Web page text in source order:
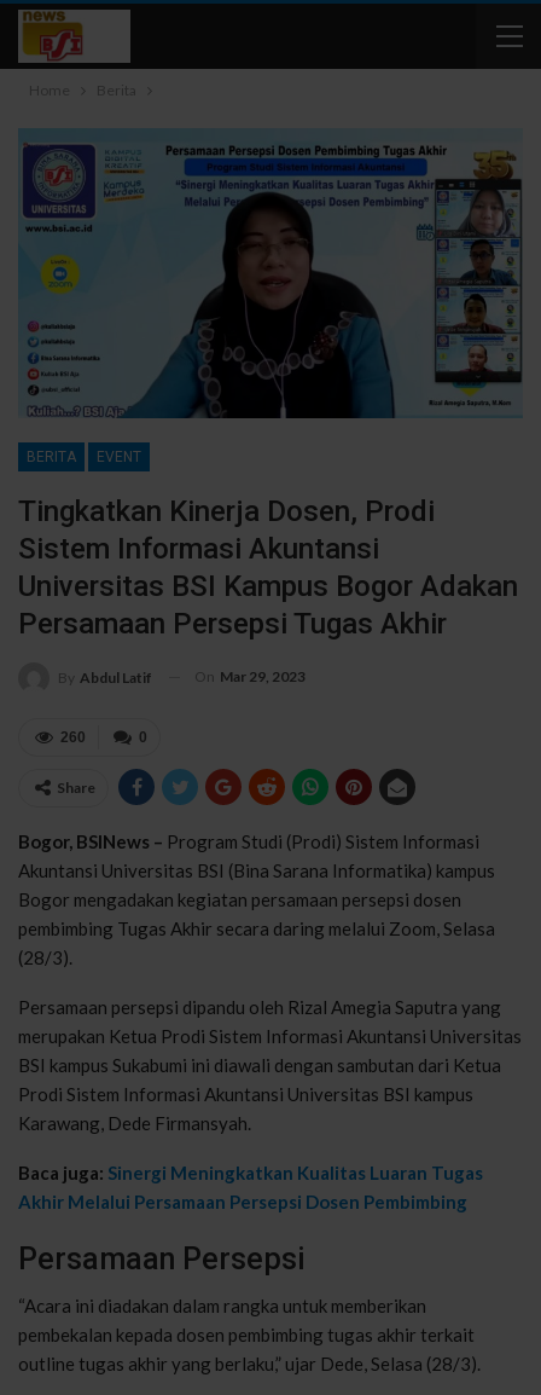
Home Berita
BERITA EVENT
Tingkatkan Kinerja Dosen, Prodi
Sistem Informasi Akuntansi
Universitas BSI Kampus Bogor Adakan
Persamaan Persepsi Tugas Akhir
By Abdul Latif On Mar 29, 2023
0
260
Share
Bogor, BSINews – Program Studi (Prodi) Sistem Informasi
Akuntansi Universitas BSI (Bina Sarana Informatika) kampus
Bogor mengadakan kegiatan persamaan persepsi dosen
pembimbing Tugas Akhir secara daring melalui Zoom, Selasa
(28/3).
Persamaan persepsi dipandu oleh Rizal Amegia Saputra yang
merupakan Ketua Prodi Sistem Informasi Akuntansi Universitas
BSI kampus Sukabumi ini diawali dengan sambutan dari Ketua
Prodi Sistem Informasi Akuntansi Universitas BSI kampus
Karawang, Dede Firmansyah.
Baca juga: Sinergi Meningkatkan Kualitas Luaran Tugas
Akhir Melalui Persamaan Persepsi Dosen Pembimbing
Persamaan Persepsi
“Acara ini diadakan dalam rangka untuk memberikan
pembekalan kepada dosen pembimbing tugas akhir terkait
outline tugas akhir yang berlaku,” ujar Dede, Selasa (28/3).